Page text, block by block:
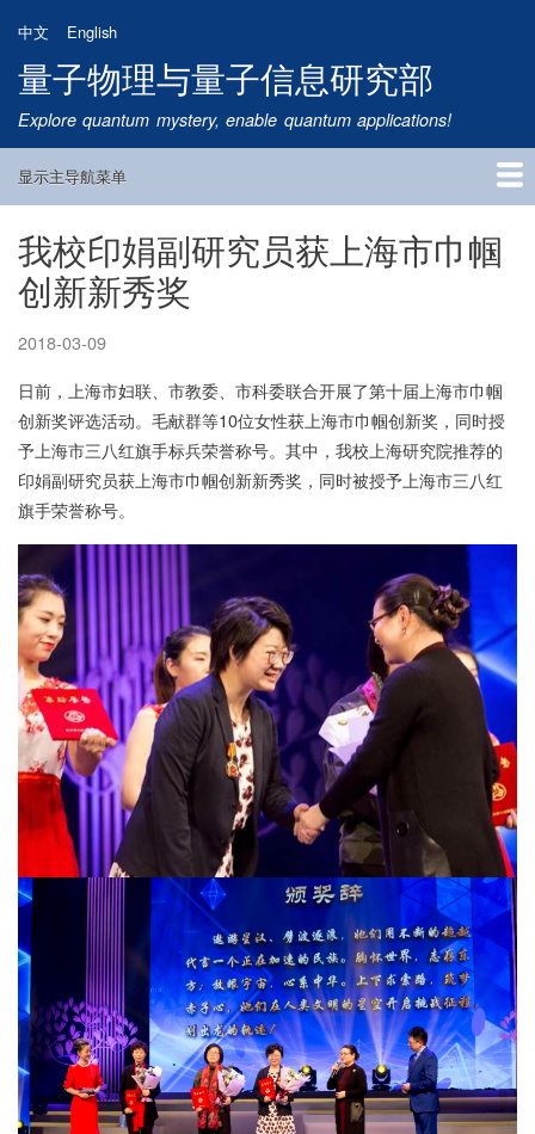
到
主
要
内
中文 English
量子物理与量子信息研究部
Explore quantum mystery, enable quantum applications!
Main
显示主导航菜单
首页
研究方向
量子卫星
团队成员
新闻动态
研究进展
学术报告
论文发表
公告通知
招生信息
相关链接
我校印娟副研究员获上海市巾帼
创新新秀奖
2018-03-09
日前，上海市妇联、市教委、市科委联合开展了第十届上海市巾帼
创新奖评选活动。毛献群等10位女性获上海市巾帼创新奖，同时授
予上海市三八红旗手标兵荣誉称号。其中，我校上海研究院推荐的
印娟副研究员获上海市巾帼创新新秀奖，同时被授予上海市三八红
旗手荣誉称号。